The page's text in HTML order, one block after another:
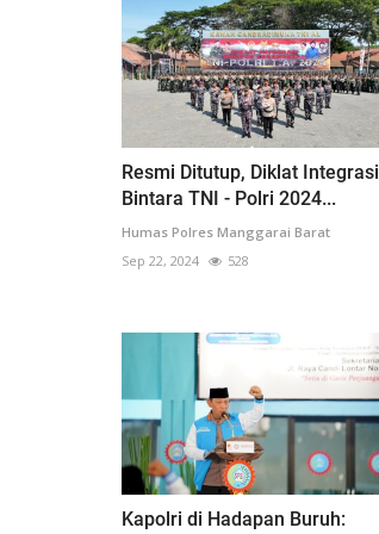
Resmi Ditutup, Diklat Integrasi
Bintara TNI - Polri 2024...
Humas Polres Manggarai Barat
Sep 22, 2024
528
Kapolri di Hadapan Buruh: